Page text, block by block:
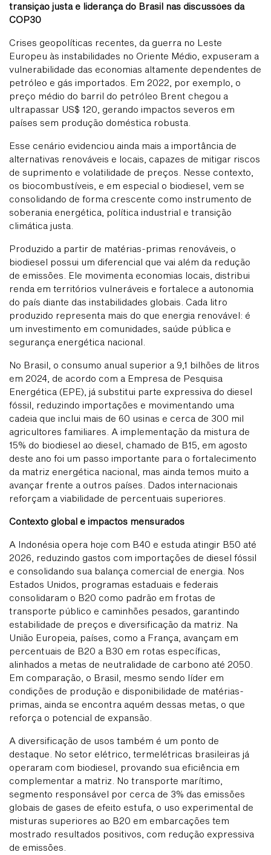
transição justa e liderança do Brasil nas discussões da
COP30
Crises geopolíticas recentes, da guerra no Leste
Europeu às instabilidades no Oriente Médio, expuseram a
vulnerabilidade das economias altamente dependentes de
petróleo e gás importados. Em 2022, por exemplo, o
preço médio do barril do petróleo Brent chegou a
ultrapassar US$ 120, gerando impactos severos em
países sem produção doméstica robusta.
Esse cenário evidenciou ainda mais a importância de
alternativas renováveis e locais, capazes de mitigar riscos
de suprimento e volatilidade de preços. Nesse contexto,
os biocombustíveis, e em especial o biodiesel, vem se
consolidando de forma crescente como instrumento de
soberania energética, política industrial e transição
climática justa.
Produzido a partir de matérias-primas renováveis, o
biodiesel possui um diferencial que vai além da redução
de emissões. Ele movimenta economias locais, distribui
renda em territórios vulneráveis e fortalece a autonomia
do país diante das instabilidades globais. Cada litro
produzido representa mais do que energia renovável: é
um investimento em comunidades, saúde pública e
segurança energética nacional.
No Brasil, o consumo anual superior a 9,1 bilhões de litros
em 2024, de acordo com a Empresa de Pesquisa
Energética (EPE), já substitui parte expressiva do diesel
fóssil, reduzindo importações e movimentando uma
cadeia que inclui mais de 60 usinas e cerca de 300 mil
agricultores familiares. A implementação da mistura de
15% do biodiesel ao diesel, chamado de B15, em agosto
deste ano foi um passo importante para o fortalecimento
da matriz energética nacional, mas ainda temos muito a
avançar frente a outros países. Dados internacionais
reforçam a viabilidade de percentuais superiores.
Contexto global e impactos mensurados
A Indonésia opera hoje com B40 e estuda atingir B50 até
2026, reduzindo gastos com importações de diesel fóssil
e consolidando sua balança comercial de energia. Nos
Estados Unidos, programas estaduais e federais
consolidaram o B20 como padrão em frotas de
transporte público e caminhões pesados, garantindo
estabilidade de preços e diversificação da matriz. Na
União Europeia, países, como a França, avançam em
percentuais de B20 a B30 em rotas específicas,
alinhados a metas de neutralidade de carbono até 2050.
Em comparação, o Brasil, mesmo sendo líder em
condições de produção e disponibilidade de matérias-
primas, ainda se encontra aquém dessas metas, o que
reforça o potencial de expansão.
A diversificação de usos também é um ponto de
destaque. No setor elétrico, termelétricas brasileiras já
operaram com biodiesel, provando sua eficiência em
complementar a matriz. No transporte marítimo,
segmento responsável por cerca de 3% das emissões
globais de gases de efeito estufa, o uso experimental de
misturas superiores ao B20 em embarcações tem
mostrado resultados positivos, com redução expressiva
de emissões.